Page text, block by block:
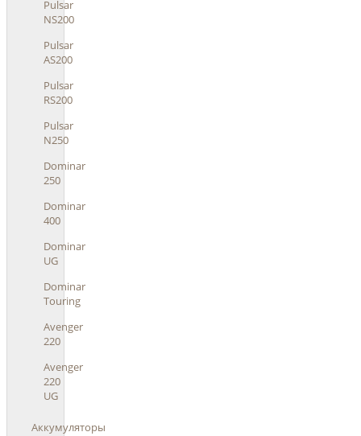
Pulsar
NS200
Pulsar
AS200
Pulsar
RS200
Pulsar
N250
Dominar
250
Dominar
400
Dominar
UG
Dominar
Touring
Avenger
220
Avenger
220
UG
Аккумуляторы